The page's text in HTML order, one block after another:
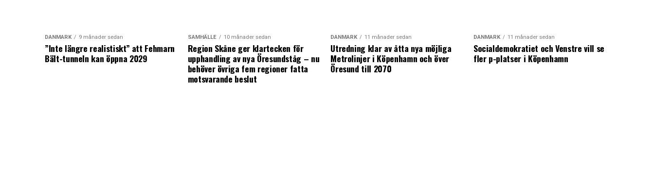
DANMARK 9 månader sedan
”Inte längre realistiskt” att Fehmarn
Bält-tunneln kan öppna 2029
SAMHÄLLE 10 månader sedan
Region Skåne ger klartecken för
upphandling av nya Öresundståg – nu
behöver övriga fem regioner fatta
motsvarande beslut
DANMARK 11 månader sedan
Utredning klar av åtta nya möjliga
Metrolinjer i Köpenhamn och över
Öresund till 2070
DANMARK 11 månader sedan
Socialdemokratiet och Venstre vill se
fler p-platser i Köpenhamn